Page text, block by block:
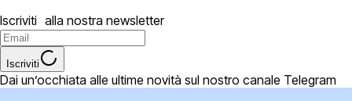
Iscriviti alla nostra newsletter
Iscriviti
Dai un’occhiata alle ultime novità sul nostro canale Telegram